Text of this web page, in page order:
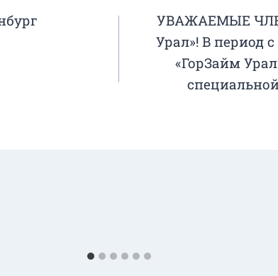
УВАЖАЕМЫЕ
Урал»! В период
«ГорЗайм